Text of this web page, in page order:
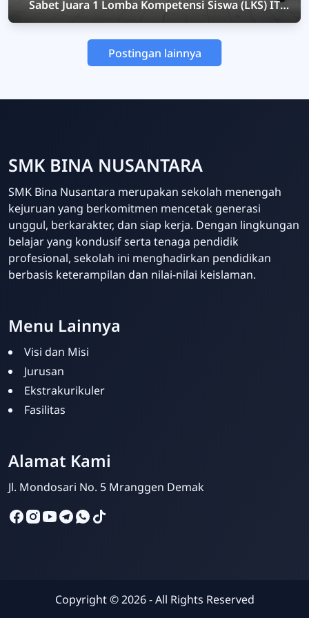
Sabet Juara 1 Lomba Kompetensi Siswa (LKS) IT
Postingan lainnya
SMK BINA NUSANTARA
SMK Bina Nusantara merupakan sekolah menengah
kejuruan yang berkomitmen mencetak generasi
unggul, berkarakter, dan siap kerja. Dengan lingkungan
belajar yang kondusif serta tenaga pendidik
profesional, sekolah ini menghadirkan pendidikan
berbasis keterampilan dan nilai-nilai keislaman.
Menu Lainnya
Visi dan Misi
Jurusan
Ekstrakurikuler
Fasilitas
Alamat Kami
Jl. Mondosari No. 5 Mranggen Demak
Copyright ©2026- All Rights Reserved